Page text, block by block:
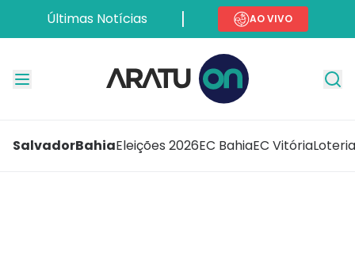
Últimas Notícias AO VIVO
SalvadorBahiaEleições 2026EC BahiaEC Vitória